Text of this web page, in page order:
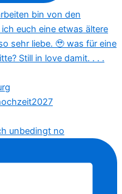
unbedingt no